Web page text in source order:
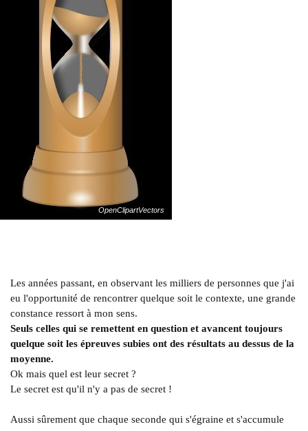
OpenClipartVectors
Les années passant, en observant les milliers de personnes que j'ai
eu l'opportunité de rencontrer quelque soit le contexte, une grande
constance ressort à mon sens.
Seuls celles qui se remettent en question et avancent toujours
quelque soit les épreuves subies ont des résultats au dessus de la
moyenne.
Ok mais quel est leur secret ?
Le secret est qu'il n'y a pas de secret !
Aussi sûrement que chaque seconde qui s'égraine et s'accumule